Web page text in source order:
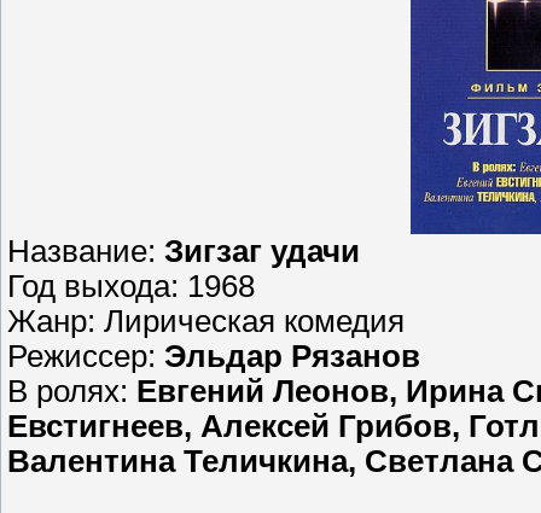
Название: Зигзаг удачи
Год выхода: 1968
Жанр: Лирическая комедия
Режиссер: Эльдар Рязанов
В ролях: Евгений Леонов, Ирина
Евстигнеев, Алексей Грибов,
Валентина Теличкина, Светлана